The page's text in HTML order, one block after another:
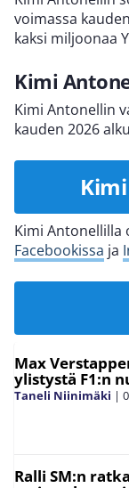
voimassa
kaksi miljoonaa
Kimi
Kimi Antonellin
kauden 2026
Kimi Antonellilla
Facebookissa ja
Max
ylistystä F1:n
Taneli Niinimäki |
Ralli SM:n